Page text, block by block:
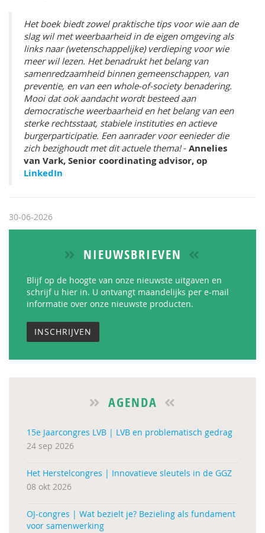
Het boek biedt zowel praktische tips voor wie aan de
slag wil met weerbaarheid in de eigen omgeving als
links naar (wetenschappelijke) verdieping voor wie
meer wil lezen. Het benadrukt het belang van
samenredzaamheid binnen gemeenschappen, van
preventie, en van een whole-of-society benadering.
Mooi dat ook aandacht wordt besteed aan
democratische weerbaarheid en het belang van een
sterke rechtsstaat, stabiele instituties en actieve
burgerparticipatie. Een aanrader voor eenieder die
zich bezighoudt met dit actuele thema!- Annelies
van Vark, Senior coordinating advisor, op
LinkedIn
30-06-2026
NIEUWSBRIEVEN
Blijf op de hoogte van onze nieuwste uitgaven en
schrijf u hier in. U ontvangt maandelijks per e-mail
informatie over onze nieuwste producten.
INSCHRIJVEN
AGENDA
15e Jaarcongres LVB | LVB en problematisch gedrag
24 sep 2026
Het Herstelcongres | Innovatieve sleutels in de GGZ
08 okt 2026
OJ-congres | Wat bezielt je? Bezieling als fundament
voor samenwerking